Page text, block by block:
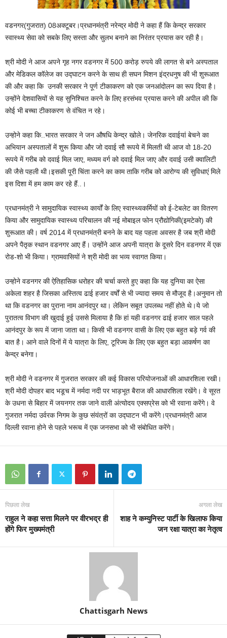
वडनगर(गुजरात) 08अक्टूबर।प्रधानमंत्री नरेन्द्र मोदी ने कहा हैं कि केन्द्र सरकार
स्वास्थ्य सेवा को सबके लिए सस्ता और सुलभ बनाने का निरंतर प्रयास कर रही है।
श्री मोदी ने आज अपने गृह नगर वडनगर में 500 करोड़ रुपये की लागत से बने अस्पताल
और मेडिकल कॉलेज का उद्घाटन करने के साथ ही सघन मिशन इंद्रधनुष की भी शुरूआत
की और कहा कि उनकी सरकार ने पूर्ण टीकाकरण को एक जनआंदोलन का रूप दिया है।
उन्होंने देशवासियों से यह सुनिश्चित करने के लिए हरसंभव प्रयास करने की अपील की कि
कोई भी बच्चा टीकाकरण से वंचित न रहे।
उन्होने कहा कि..भारत सरकार ने जन औषधि केन्द्र खोले। जेनरिक दवाईयां बेचने का
अभियान अस्पतालों में शुरू किया और जो दवाई सौ रूपये में मिलती थी आज वो 18-20
रूपये में गरीब को दवाई मिल जाए, मध्यम वर्ग को दवाई मिल जाए और दवाई उसी क्वालिटी
की जैसे पहली थी।इसकी पूरी चिंता करने का काम ताकि गरीब को आरोग्य की सुविधाएं मिले
इस दिशा में हम काम कर रहे हैं..।
प्रधानमंत्री ने सामुदायिक स्वास्थ्य कार्यों के लिए स्वास्थ्यकर्मियों को ई-टेबलेट का वितरण
किया और सामुदायिक स्वास्थ्य परिचालन की नई मोबाइल फोन प्रौद्योगिकी(इमटेको) की
शुरूआत की। वर्ष 2014 में प्रधानमंत्री बनने के बाद यह पहला अवसर है जब श्री मोदी
अपने पैतृक स्थान वडनगर आए हैं। उन्होंने आज अपनी यात्रा के दूसरे दिन वडनगर में एक
रोड-शो भी किया। ग्रामवासियों ने श्री मोदी का भव्य स्वागत किया।
उन्होने वडनगर की ऐतिहासिक धरोहर की चर्चा करते हुए कहा कि यह दुनिया का ऐसा
अकेला शहर है जिसका अस्तित्व ढाई हजार वर्षों से भी ज्यादा समय से मौजूद है।अनुमान तो
था कि वडनगर का पुराना नाम आनंदपुर था। लेकिन सबूत उपलब्ध नहीं होते थे।ये जो
पुरातत्व विभाग की खुदाई हुई उससे मिलाया है कि हां यही वडनगर ढाई हजार साल पहले
आनंदपुर के रूप में जाना जाता था। किसी भी वडनगर वासी के लिए एक बहुत बड़े गर्व की
बात है। आने वाले दिनों में ये यात्रा के लिए, टूरिज्म के लिए एक बहुत बड़ा आकर्षण का
केन्द्र बनेगा।
श्री मोदी ने वडनगर में गुजरात सरकार की कई विकास परियोजनाओं की आधारशिला रखी।
श्री मोदी दोपहर बाद भडूच में नर्मदा नदी पर भाड़भूत बैराज की आधारशिला रखेंगे। वे सूरत
के उधना से बिहार में जयनगर तक जाने वाली अंत्योदय एक्सप्रेस को भी रवाना करेंगे। वे
गुजरात नर्मदा उर्वरक निगम के कुछ संयंत्रों का उद्घाटन भी करेंगे।प्रधानमंत्री आज
दिल्ली रवाना होने से पहले भरूच में एक जनसभा को भी संबोधित करेंगे।
पिछला लेख
राहुल ने कहा सत्ता मिलने पर वीरभद्र ही
होंगे फिर मुख्यमंत्री
अगला लेख
शाह ने कम्युनिस्ट पार्टी के खिलाफ किया
जन रक्षा यात्रा का नेतृत्व
Chattisgarh News